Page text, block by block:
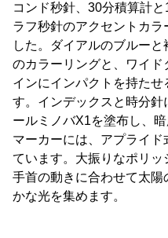
コンド秒針、30分積算計
ラフ秒針のアクセントカラ
した。ダイアルのブルー
のカラーリングと、ワイ
インにインパクトを持たせ
す。インデックスと時分
ールミノバX1を塗布し、
マーカーには、アプライ
ています。大振りなポリッ
手首の動きに合わせて太
かな光を集めます。